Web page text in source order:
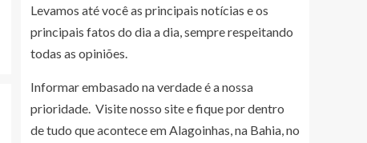
Levamos até você as principais notícias e os
principais fatos do dia a dia, sempre respeitando
todas as opiniões.
Informar embasado na verdade é a nossa
prioridade. Visite nosso site e fique por dentro
de tudo que acontece em Alagoinhas, na Bahia, no